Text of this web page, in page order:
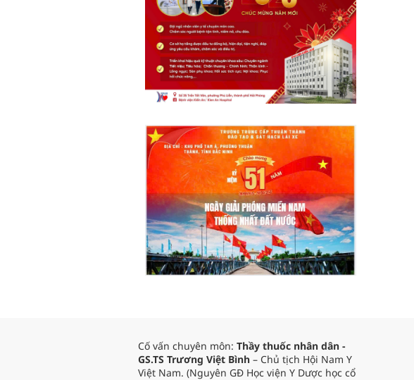
Cố vấn chuyên môn: Thầy thuốc nhân dân -
GS.TS Trương Việt Bình – Chủ tịch Hội Nam Y
Việt Nam. (Nguyên GĐ Học viện Y Dược học cổ